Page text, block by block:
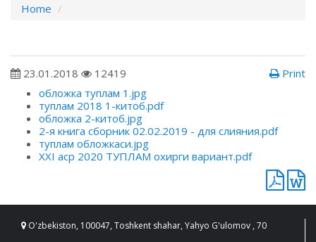
Home
23.01.2018 12419
Print
обложка туплам 1.jpg
туплам 2018 1-китоб.pdf
обложка 2-китоб.jpg
2-я книга сборник 02.02.2019 - для слияния.pdf
туплам обложкаси.jpg
XXI аср 2020 ТУПЛАМ охирги вариант.pdf
O'zbekiston, 100047, Toshkent shahar, Yahyo G'ulomov , 70